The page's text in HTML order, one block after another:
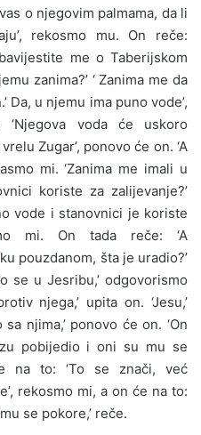
o njegovim palmama, da li
rekosmo mu. On reče:
me o Taberijskom
zanima?’ ‘ Zanima me da
Da, u njemu ima puno vode’,
voda će uskoro
Zugar’, ponovo će on. ‘A
mi. ‘Zanima me imali u
koriste za zalijevanje?’
vode i stanovnici je koriste
mi. On tada reče: ‘A
pouzdanom, šta je uradio?’
se u Jesribu,’ odgovorismo
njega,’ upita on. ‘Jesu,’
njima,’ ponovo će on. ‘On
pobijedio i oni su mu se
na to: ‘To se znači, već
rekosmo mi, a on će na to:
se pokore,’ reče.